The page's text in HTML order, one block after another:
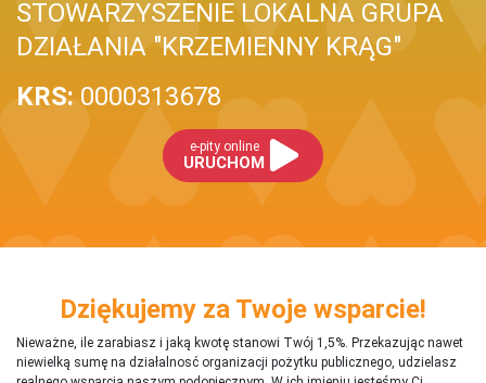
STOWARZYSZENIE LOKALNA GRUPA
DZIAŁANIA "KRZEMIENNY KRĄG"
KRS: 0000313678
e-pity online
URUCHOM
Dziękujemy za Twoje wsparcie!
Nieważne, ile zarabiasz i jaką kwotę stanowi Twój 1,5%. Przekazując nawet
niewielką sumę na działalnosć organizacji pożytku publicznego, udzielasz